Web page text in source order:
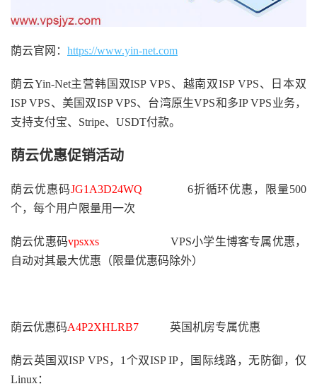
荫云官网： https://www.yin-net.com
荫云Yin-Net主营韩国双ISP VPS、越南双ISP VPS、日本双
ISP VPS、美国双ISP VPS、台湾原生VPS和多IP VPS业务，
支持支付宝、Stripe、USDT付款。
荫云优惠促销活动
荫云优惠码JG1A3D24WQ 6折循环优惠，限量500
个，每个用户限量用一次
荫云优惠码vpsxxs VPS小学生博客专属优惠，
自动对其最大优惠（限量优惠码除外）
荫云优惠码A4P2XHLRB7 英国机房专属优惠
荫云英国双ISP VPS，1个双ISP IP，国际线路，无防御，仅
Linux：